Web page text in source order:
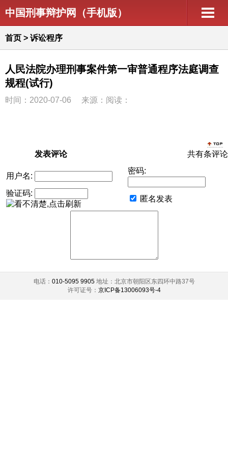
中国刑事辩护网（手机版）
首页 > 诉讼程序
人民法院办理刑事案件第一审普通程序法庭调查
规程(试行)
时间：2020-07-06 来源：阅读：
发表评论 共有条评论
用户名:
密码:
验证码:
匿名发表
电话： 010-5095 9905地址：北京市朝阳区东四环中路37号
许可证号： 京ICP备13006093号-4